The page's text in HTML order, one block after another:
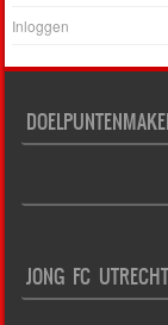
Inloggen
JONG FC